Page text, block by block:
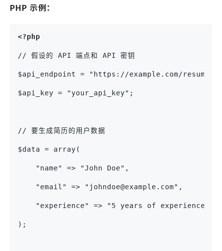
PHP 示例：
<?php
// 假设的 API 端点和 API 密钥
$api_endpoint = "https://example.com/
$api_key = "your_api_key";
// 要生成简历的用户数据
$data = array(
    "name" => "John Doe",
    "email" => "johndoe@example.com",
"experience" => "5 years of experience
);